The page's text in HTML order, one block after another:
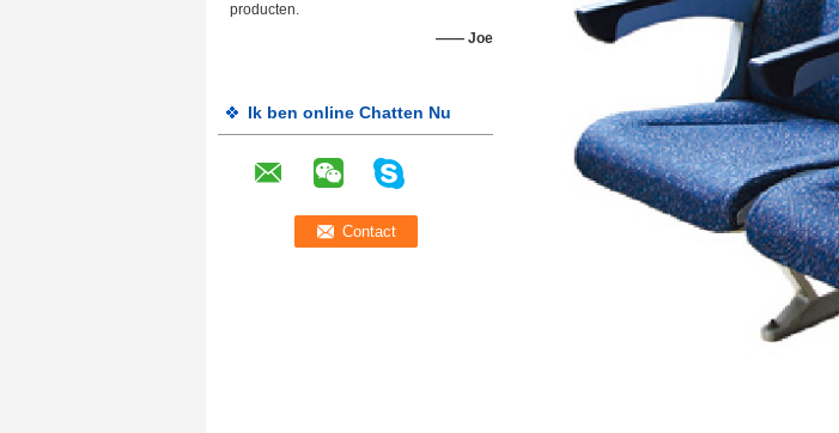
producten.
—— Joe
Ik ben online Chatten Nu